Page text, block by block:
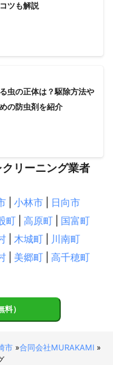
ツも解説
虫の正体は？駆除方法や
の防虫剤を紹介
リーニング業者
小林市
日向市
町 高原町
国富町
木城町
川南町
美郷町
高千穂町
）
市 »合同会社MURAKAMI »